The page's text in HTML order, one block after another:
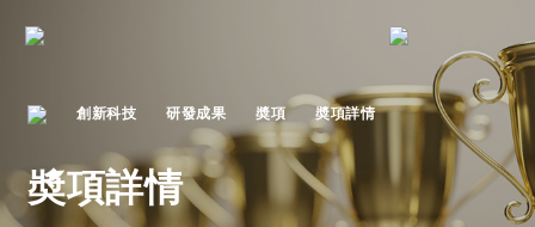
創新科技 研發成果 奬項 奬項詳情
奬項詳情